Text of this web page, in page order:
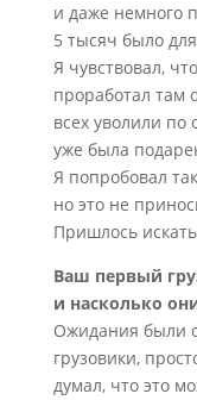
и даже немного
5 тысяч было
Я чувствовал,
проработал там
всех уволили
уже была
Я попробовал
но это не
Пришлось
Ваш первый
и насколько
Ожидания были
грузовики,
думал, что это